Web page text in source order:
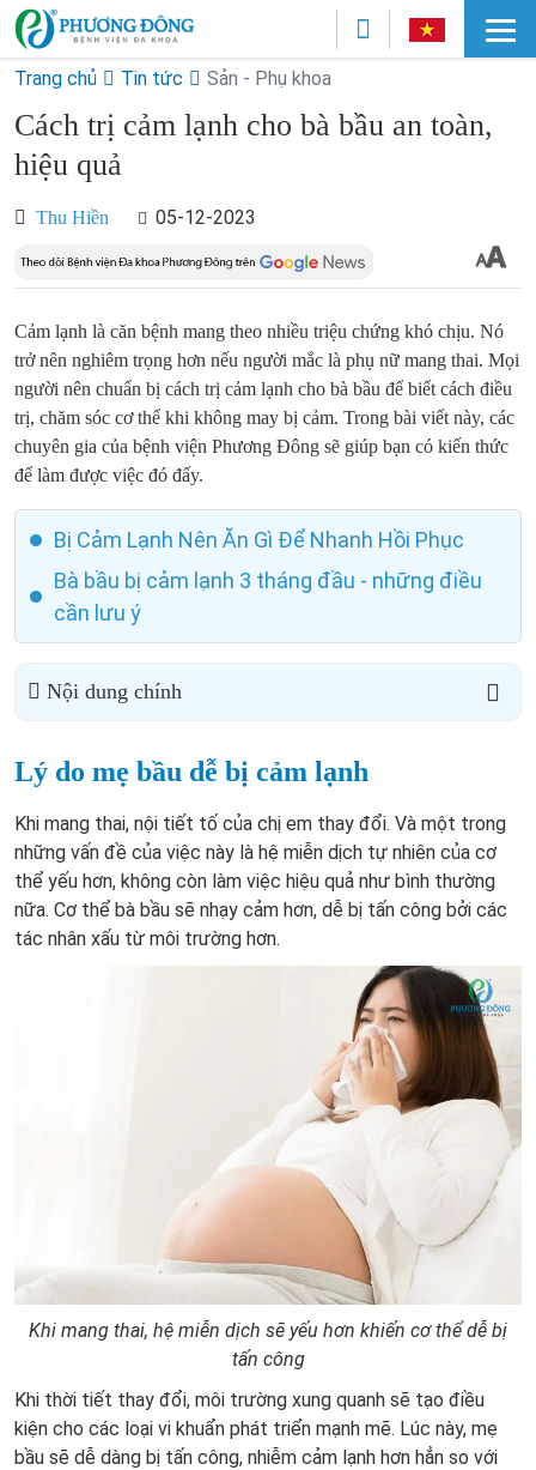
Trang chủ Tin tức Sản - Phụ khoa
Cách trị cảm lạnh cho bà bầu an toàn,
hiệu quả
Thu Hiền 05-12-2023
Cảm lạnh là căn bệnh mang theo nhiều triệu chứng khó chịu. Nó
trở nên nghiêm trọng hơn nếu người mắc là phụ nữ mang thai. Mọi
người nên chuẩn bị cách trị cảm lạnh cho bà bầu để biết cách điều
trị, chăm sóc cơ thể khi không may bị cảm. Trong bài viết này, các
chuyên gia của bệnh viện Phương Đông sẽ giúp bạn có kiến thức
để làm được việc đó đấy.
Bị Cảm Lạnh Nên Ăn Gì Để Nhanh Hồi Phục
Bà bầu bị cảm lạnh 3 tháng đầu - những điều
cần lưu ý
Nội dung chính
Lý do mẹ bầu dễ bị cảm lạnh
Khi mang thai, nội tiết tố của chị em thay đổi. Và một trong
những vấn đề của việc này là hệ miễn dịch tự nhiên của cơ
thể yếu hơn, không còn làm việc hiệu quả như bình thường
nữa. Cơ thể bà bầu sẽ nhạy cảm hơn, dễ bị tấn công bởi các
tác nhân xấu từ môi trường hơn.
Khi mang thai, hệ miễn dịch sẽ yếu hơn khiến cơ thể dễ bị
tấn công
Khi thời tiết thay đổi, môi trường xung quanh sẽ tạo điều
kiện cho các loại vi khuẩn phát triển mạnh mẽ. Lúc này, mẹ
bầu sẽ dễ dàng bị tấn công, nhiễm cảm lạnh hơn hẳn so với